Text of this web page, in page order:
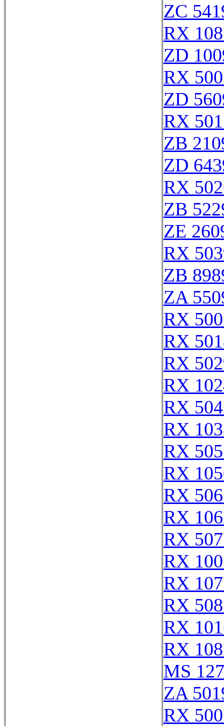
ZC
RX
ZD
RX
ZD
RX
ZB
ZD
RX
ZB
ZE
RX
ZB
ZA
RX
RX
RX
RX
RX
RX
RX
RX
RX
RX
RX
RX
RX
RX
RX
RX
MS
ZA
RX